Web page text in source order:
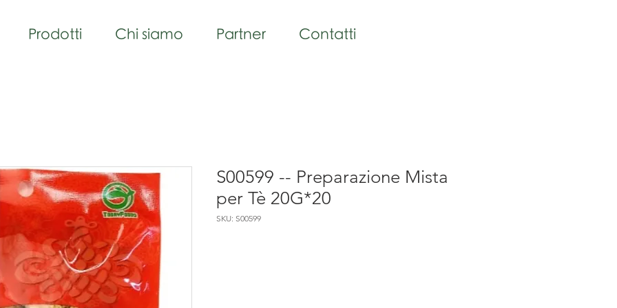
Prodotti Chi siamo Partner Contatti
S00599 -- Preparazione Mista
per Tè 20G*20
SKU: S00599